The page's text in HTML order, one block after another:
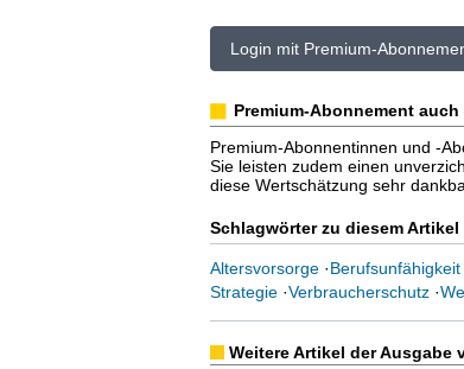
Login mit Premium-
Premium-Abonnement
Premium-Abonnentinnen und -
Sie leisten zudem einen
diese Wertschätzung sehr
Schlagwörter zu diesem Artikel
Altersvorsorge·Berufsunfähigkeit
Strategie·Verbraucherschutz·
Weitere Artikel der Ausgabe